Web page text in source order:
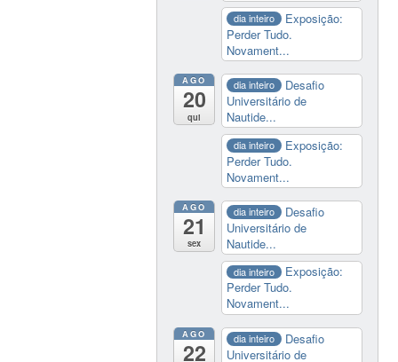
dia inteiro
Exposição:
Perder Tudo.
Novament...
AGO
20
qui
dia inteiro
Desafio
Universitário de
Nautide...
dia inteiro
Exposição:
Perder Tudo.
Novament...
AGO
21
sex
dia inteiro
Desafio
Universitário de
Nautide...
dia inteiro
Exposição:
Perder Tudo.
Novament...
AGO
22
dia inteiro
Desafio
Universitário de